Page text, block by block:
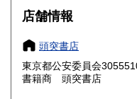
岐阜県
愛知県
滋賀県
店舗情報
頭突書店
東京都公安委員会
書籍商 頭突書店